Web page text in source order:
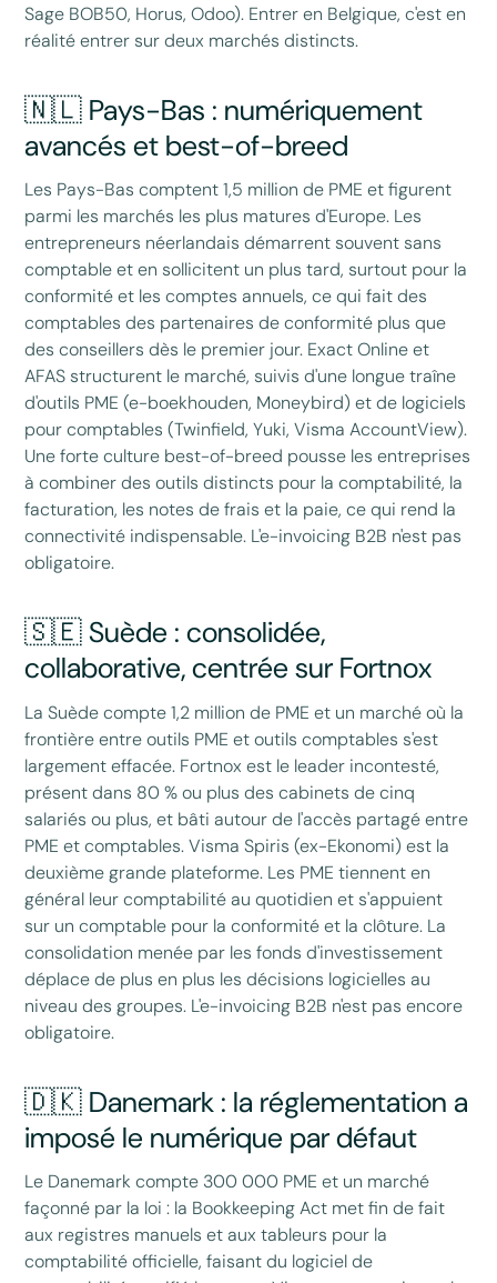
Sage BOB50, Horus, Odoo). Entrer en Belgique, c'est en
réalité entrer sur deux marchés distincts.
🇳🇱 Pays-Bas : numériquement
avancés et best-of-breed
Les Pays-Bas comptent 1,5 million de PME et figurent
parmi les marchés les plus matures d'Europe. Les
entrepreneurs néerlandais démarrent souvent sans
comptable et en sollicitent un plus tard, surtout pour la
conformité et les comptes annuels, ce qui fait des
comptables des partenaires de conformité plus que
des conseillers dès le premier jour. Exact Online et
AFAS structurent le marché, suivis d'une longue traîne
d'outils PME (e-boekhouden, Moneybird) et de logiciels
pour comptables (Twinfield, Yuki, Visma AccountView).
Une forte culture best-of-breed pousse les entreprises
à combiner des outils distincts pour la comptabilité, la
facturation, les notes de frais et la paie, ce qui rend la
connectivité indispensable. L'e-invoicing B2B n'est pas
obligatoire.
🇸🇪 Suède : consolidée,
collaborative, centrée sur Fortnox
La Suède compte 1,2 million de PME et un marché où la
frontière entre outils PME et outils comptables s'est
largement effacée. Fortnox est le leader incontesté,
présent dans 80 % ou plus des cabinets de cinq
salariés ou plus, et bâti autour de l'accès partagé entre
PME et comptables. Visma Spiris (ex-Ekonomi) est la
deuxième grande plateforme. Les PME tiennent en
général leur comptabilité au quotidien et s'appuient
sur un comptable pour la conformité et la clôture. La
consolidation menée par les fonds d'investissement
déplace de plus en plus les décisions logicielles au
niveau des groupes. L'e-invoicing B2B n'est pas encore
obligatoire.
🇩🇰 Danemark : la réglementation a
imposé le numérique par défaut
Le Danemark compte 300 000 PME et un marché
façonné par la loi : la Bookkeeping Act met fin de fait
aux registres manuels et aux tableurs pour la
comptabilité officielle, faisant du logiciel de